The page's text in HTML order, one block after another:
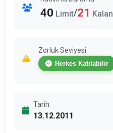
40 Limit/21 Kalan
Zorluk Seviyesi
Herkes Katılabilir
Tarih
13.12.2011